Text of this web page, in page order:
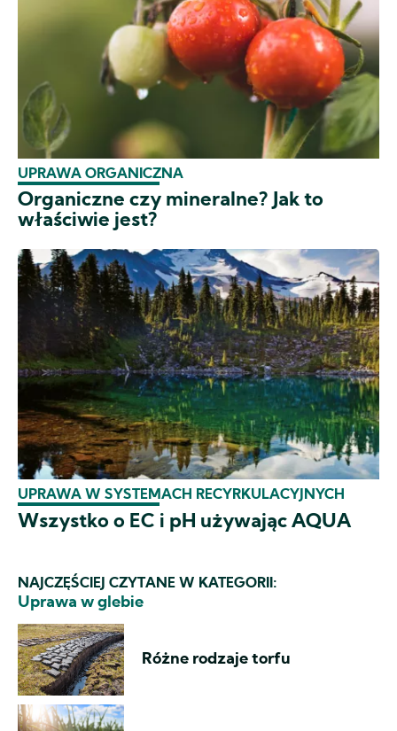
UPRAWA ORGANICZNA
Organiczne czy mineralne? Jak to
właściwie jest?
UPRAWA W SYSTEMACH RECYRKULACYJNYCH
Wszystko o EC i pH używając AQUA
NAJCZĘŚCIEJ CZYTANE W KATEGORII:
Uprawa w glebie
Różne rodzaje torfu